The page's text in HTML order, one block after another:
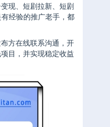
现、短剧拉新、短剧
经验的推广老手，都
方在线联系沟通，开
目，并实现稳定收益